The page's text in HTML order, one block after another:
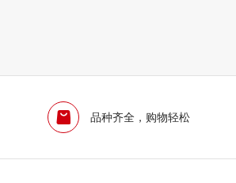
品种齐全，购物轻松